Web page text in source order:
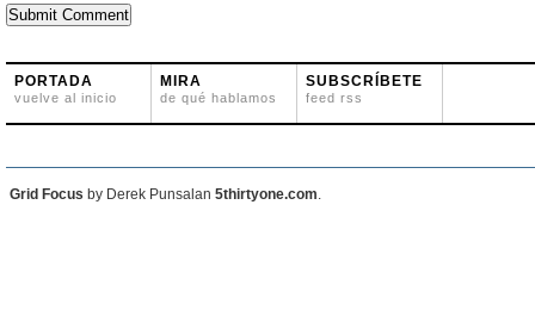
PORTADA
vuelve al inicio
MIRA
de qué hablamos
SUBSCRÍBETE
feed rss
Grid Focus by Derek Punsalan 5thirtyone.com.